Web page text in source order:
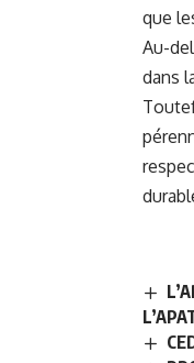
que
Au-
dans